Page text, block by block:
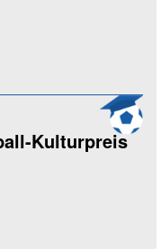
Kulturpreis